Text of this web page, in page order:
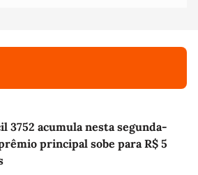
3752 acumula nesta segunda-
principal sobe para R$ 5